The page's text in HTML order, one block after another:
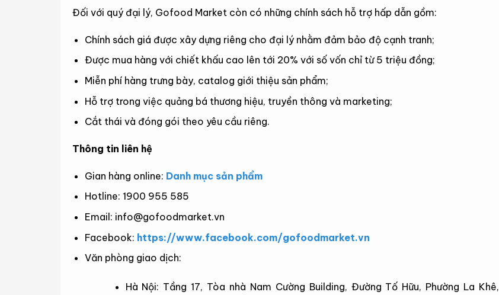
Đối với quý đại lý, Gofood Market còn có những chính sách hỗ trợ hấp dẫn gồm:
Chính sách giá được xây dựng riêng cho đại lý nhằm đảm bảo độ cạnh tranh;
Được mua hàng với chiết khấu cao lên tới 20% với số vốn chỉ từ 5 triệu đồng;
Miễn phí hàng trưng bày, catalog giới thiệu sản phẩm;
Hỗ trợ trong việc quảng bá thương hiệu, truyền thông và marketing;
Cắt thái và đóng gói theo yêu cầu riêng.
Thông tin liên hệ
Gian hàng online: Danh mục sản phẩm
Hotline: 1900 955 585
Email: info@gofoodmarket.vn
Facebook: https://www.facebook.com/gofoodmarket.vn
Văn phòng giao dịch:
Hà Nội: Tầng 17, Tòa nhà Nam Cường Building, Đường Tố Hữu, Phường La Khê,